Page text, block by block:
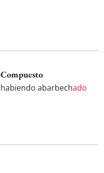
Compuesto
habiendo abarbechado